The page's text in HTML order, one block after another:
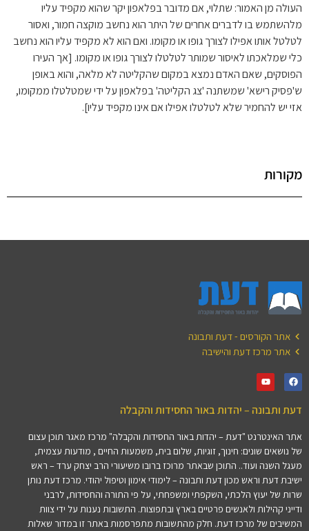
העולה מן האמור: שתלוי, אם מדובר בפלאפון יקר שהוא מקפיד עליו
מלהשתמש בו לדברים אחרים של היתר הוא נחשב מוקצה חמור, ואסור
לטלטל אותו אפילו לצורך גופו או מקומו. ואם הוא לא מקפיד עליו הוא נחשב
כלי שמלאכתו לאיסור שמותר לטלטלו לצורך גופו או מקומו. [אך העירו
הפוסקים, שאם האדם נמצא במקום שהקליטה לא מלאה, והוא באופן
ש'פסיק רישא' שמשתנה 'צג הקליטה' בפלאפון על ידי שמטלטלו ממקומו,
אזי יש להחמיר שלא לטלטלו אפילו אם אינו מקפיד עליו].
מקורות
אתר הקורסים - דעת ותבונה
אתר מרכז דעת והישיבה
דעת ותבונה – יהדות באור החסידות והקבלה
אתר האינטרנט "דעת – יהדות באור החסידות והקבלה" מרכז מאגר תוכן עצום
של נושאים שונים: חינוך, זוגיות, שלום בית, משמעות החיים , מודעות עצמית,
מעגל השנה ועוד.. התוכן שבאתר מרוכז ברובו משיעורי הרב יצחק ערד – ראש
ישיבת דעת וראש מכון דעת ותבונה – לימודי אימון וטיפול יהודי. מרכז דעת נותן
שרות של יעוץ הלכתי, השקפתי ומשפחתי, על פי התורה והחסידות, לרבני
ודייני קהילות ולאנשים פרטיים בארץ ובתפוצות. התשובות נענות על ידי צוות
המשיבים של מרכז דעת. חלק מהתשובות מתפרסמות באתר זו במדור שאלות